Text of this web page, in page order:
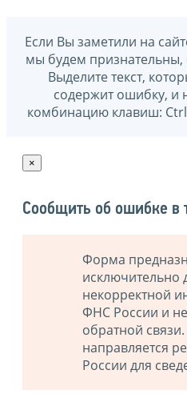
Если Вы заметили на
мы будем
Выделите текст,
содержит ошибку, и
комбинацию клавиш:
×
Сообщить об ошибке в
Форма
исключительно
некорректной
ФНС России и
обратной
направляется
России для